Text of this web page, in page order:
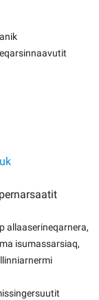
allaaserineqarnera,
isumassarsiaq,